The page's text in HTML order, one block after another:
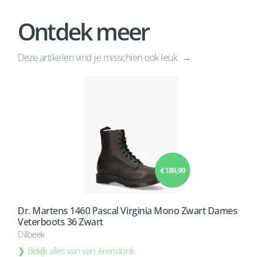
€ 189,99
Dr. Martens 1460 Pascal Virginia Mono Zwart Dames
Veterboots 36 Zwart
Dilbeek
Bekijk alles van van Arendonk
Ontdek meer
Deze artikelen vind je misschien ook leuk